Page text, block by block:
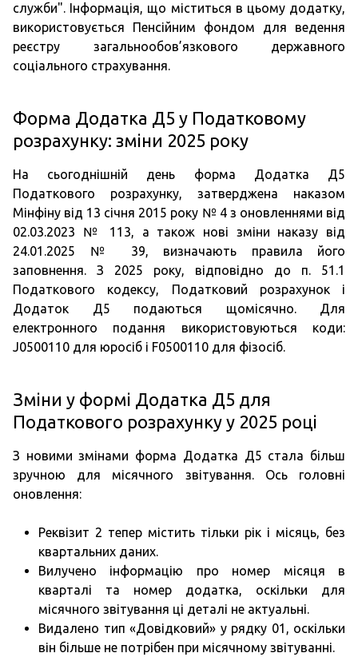
служби". Інформація, що міститься в цьому додатку,
використовується Пенсійним фондом для ведення
реєстру загальнообов’язкового державного
соціального страхування.
Форма Додатка Д5 у Податковому
розрахунку: зміни 2025 року
На сьогоднішній день форма Додатка Д5
Податкового розрахунку, затверджена наказом
Мінфіну від 13 січня 2015 року № 4 з оновленнями від
02.03.2023 № 113, а також нові зміни наказу від
24.01.2025 № 39, визначають правила його
заповнення. З 2025 року, відповідно до п. 51.1
Податкового кодексу, Податковий розрахунок і
Додаток Д5 подаються щомісячно. Для
електронного подання використовуються коди:
J0500110 для юросіб і F0500110 для фізосіб.
Зміни у формі Додатка Д5 для
Податкового розрахунку у 2025 році
З новими змінами форма Додатка Д5 стала більш
зручною для місячного звітування. Ось головні
оновлення:
Реквізит 2 тепер містить тільки рік і місяць, без
квартальних даних.
Вилучено інформацію про номер місяця в
кварталі та номер додатка, оскільки для
місячного звітування ці деталі не актуальні.
Видалено тип «Довідковий» у рядку 01, оскільки
він більше не потрібен при місячному звітуванні.